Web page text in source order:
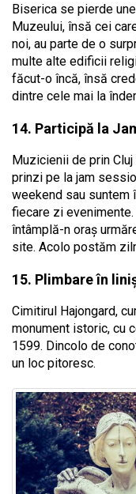
Biserica se pierde
Muzeului, însă cei
noi, au parte de o
multe alte edificii
făcut-o încă, însă
dintre cele mai la
14. Participă la
Muzicienii de prin
prinzi pe la jam
weekend sau suntem
fiecare zi
întâmplă-n oraș
site. Acolo postăm
15. Plimbare în
Cimitirul Hajongard,
monument istoric, cu
1599. Dincolo de
un loc pitoresc.